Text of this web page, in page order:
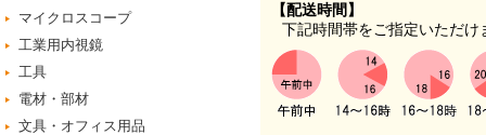
マイクロスコープ
工業用内視鏡
工具
電材・部材
文具・オフィス用品
【配送時間】
下記時間帯をご指定いただけ